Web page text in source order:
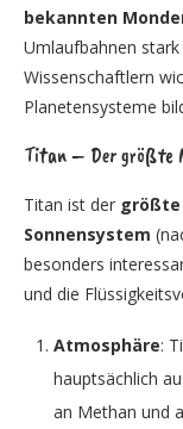
bekannten
Umlaufbahnen
Wissenschaftlern
Planetensysteme
Titan – Der größte
Titan ist der größte
Sonnensystem
besonders
und die
Atmosphäre:
hauptsächlich
an Methan und